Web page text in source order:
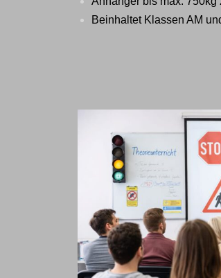
Beinhaltet Klassen AM